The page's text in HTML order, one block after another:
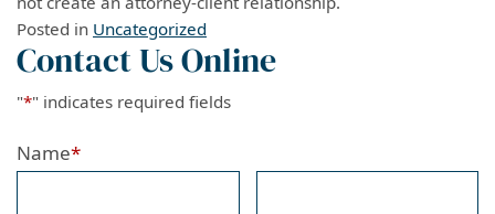
Posted in Uncategorized
Contact Us Online
"*" indicates required fields
Name*